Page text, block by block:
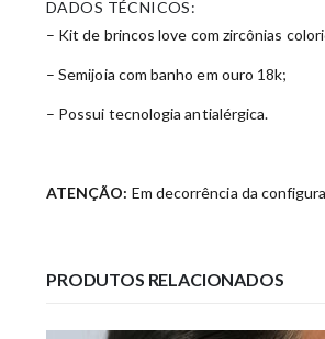
DADOS TÉCNICOS:
– Kit de brincos love com zircônias
– Semijoia com banho em ouro 18k;
– Possui tecnologia antialérgica.
ATENÇÃO: Em decorrência da
PRODUTOS RELACIONADOS